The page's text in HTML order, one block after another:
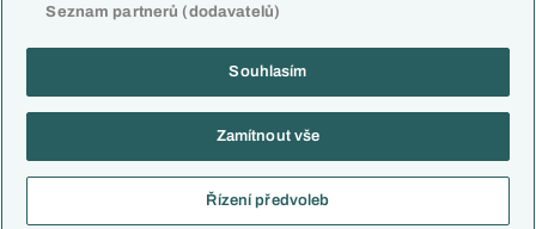
Copyright © 2001-2026 EuroFotbal.cz. Využíváme zpravodajství ČTK.
Informace o zpracování osobních údajů
Seznam partnerů (dodavatelů)
Souhlasím
Zamítnout vše
Řízení předvoleb